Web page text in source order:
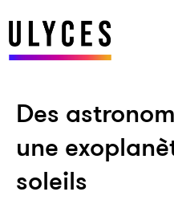
Des
une
soleils